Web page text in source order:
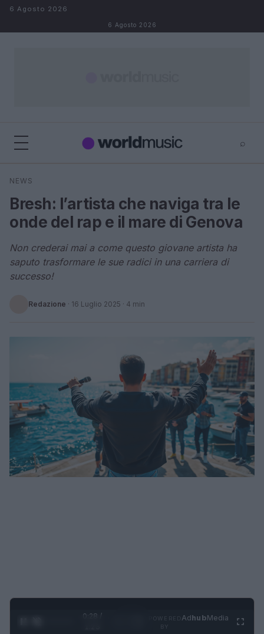
Salta al contenuto
6 Agosto 2026
6 Agosto 2026
⌕
Cerca
NEWS
Bresh: l’artista che naviga tra le
onde del rap e il mare di Genova
Non crederai mai a come questo giovane artista ha
saputo trasformare le sue radici in una carriera di
successo!
Redazione · 16 Luglio 2025 · 4 min
0:28 /
AdhubMedia